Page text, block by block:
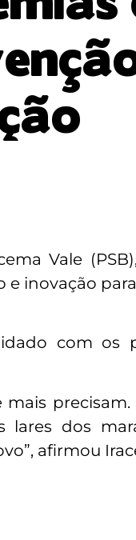
Vale
e inovação
com os
lares dos
afirmou